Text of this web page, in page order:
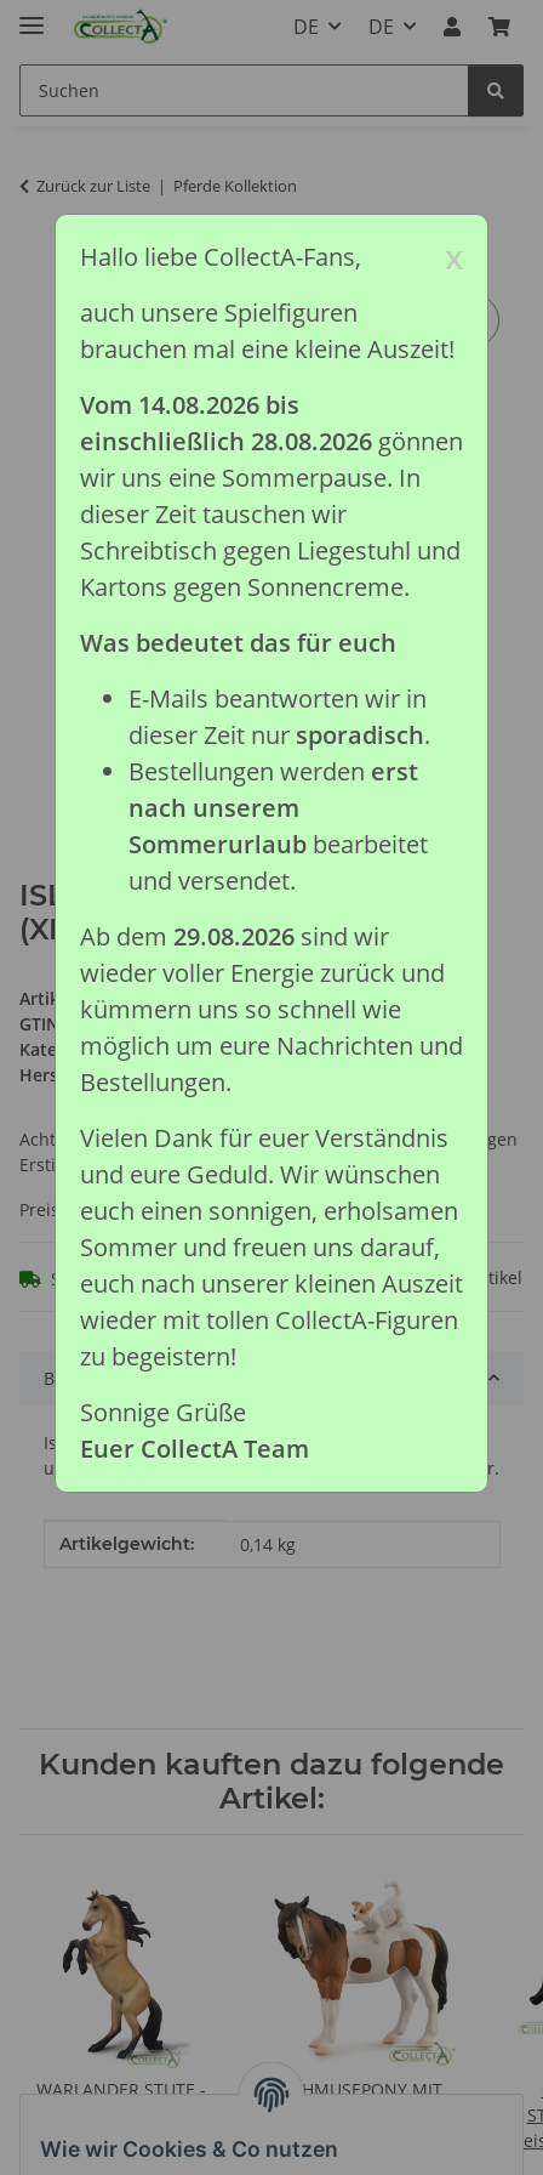
Wie wir Cookies & Co nutzen
DE DE
Zurück zur Liste Pferde Kollektion
ISLÄNDER HENGST BLUE DUN
(XL)
Artikelnummer:
GTIN:
4892900888262
Kategorie:Pferde Kollektion
Hersteller: Collecta Global Limited
Achtung: Nicht geeignet für Kinder unter 36 Monaten, wegen
Erstickungsgefahr durch verschluckbare Kleinteile.
Preise nach Anmeldung sichtbar
Sofort verfügbar Frage zum Artikel
Beschreibung
Isländer sind in der Regel freundlich, fügsam und
umgänglich, aber auch enthusiastisch und selbstsicher.
Produkteigenschaft
Wert
Artikelgewicht: 0,14 kg
Kunden kauften dazu folgende
Artikel:
WARLANDER STUTE -
Preise nach Anmeldung
SCHMUSEPONY MIT
SEINEM HUNDEFREUND
Preise nach Anmeldung
x
Hallo liebe CollectA-Fans,
auch unsere Spielfiguren
brauchen mal eine kleine Auszeit!
Vom 14.08.2026 bis
einschließlich 28.08.2026gönnen
wir uns eine Sommerpause. In
dieser Zeit tauschen wir
Schreibtisch gegen Liegestuhl und
Kartons gegen Sonnencreme.
Was bedeutet das für euch
E-Mails beantworten wir in
dieser Zeit nur sporadisch.
Bestellungen werden erst
nach unserem
Sommerurlaubbearbeitet
und versendet.
Ab dem 29.08.2026sind wir
wieder voller Energie zurück und
kümmern uns so schnell wie
möglich um eure Nachrichten und
Bestellungen.
Vielen Dank für euer Verständnis
und eure Geduld. Wir wünschen
euch einen sonnigen, erholsamen
Sommer und freuen uns darauf,
euch nach unserer kleinen Auszeit
wieder mit tollen CollectA-Figuren
zu begeistern!
Sonnige Grüße
Euer CollectA Team